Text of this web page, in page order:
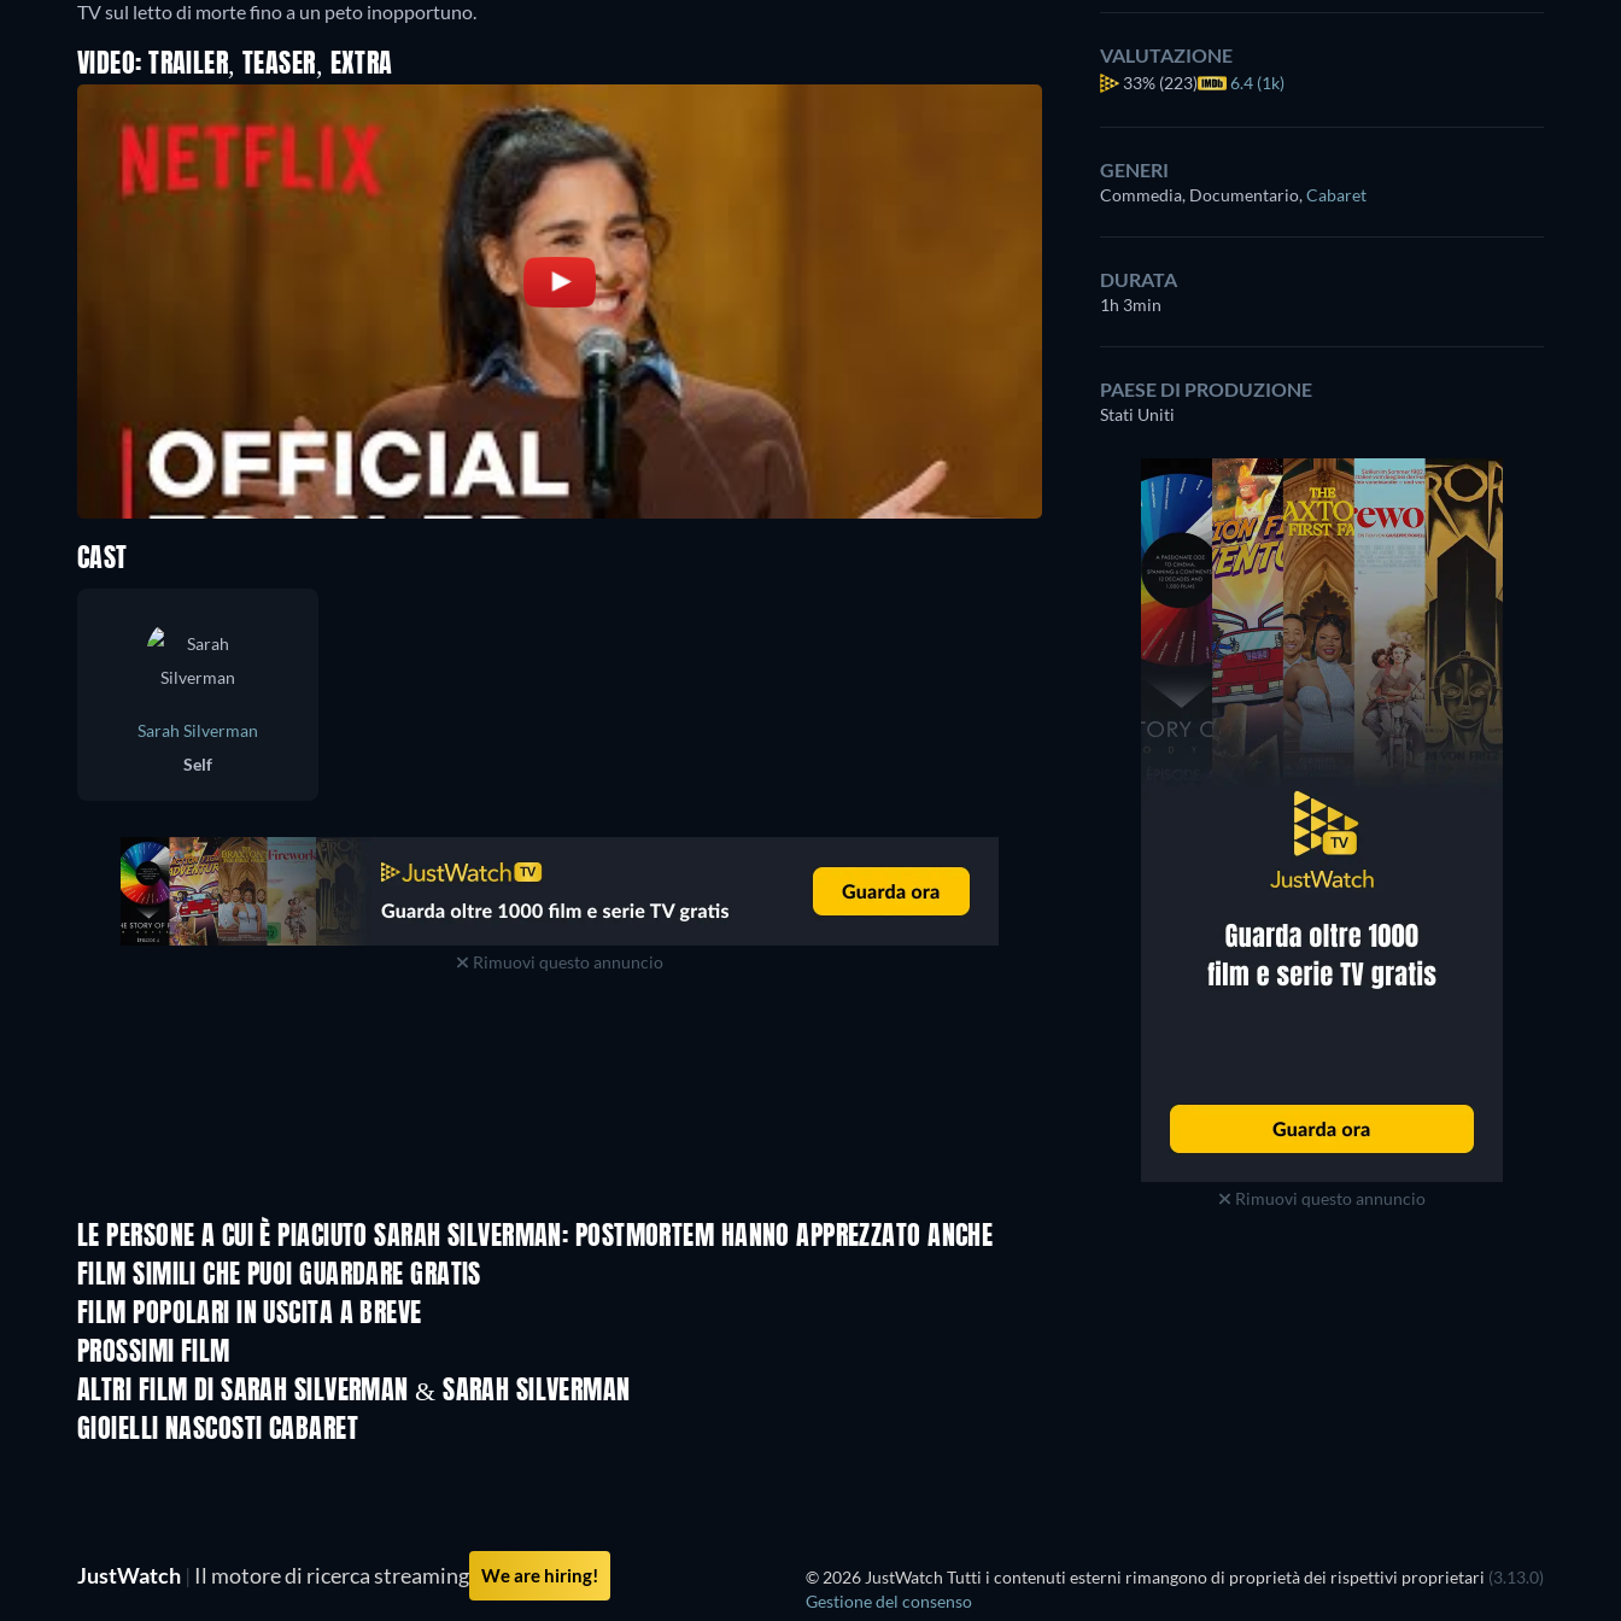
TV sul letto di morte fino a un peto inopportuno.
VIDEO: TRAILER, TEASER, EXTRA VALUTAZIONE
33% (223) 6.4 (1k)
GENERI
Commedia, Documentario,Cabaret
DURATA
1h 3min
PAESE DI PRODUZIONE
Stati Uniti
Rimuovi questo annuncio
CAST
Sarah Silverman
Self
Rimuovi questo annuncio
LE PERSONE A CUI È PIACIUTO SARAH SILVERMAN: POSTMORTEM HANNO APPREZZATO ANCHE
FILM SIMILI CHE PUOI GUARDARE GRATIS
FILM POPOLARI IN USCITA A BREVE
PROSSIMI FILM
ALTRI FILM DI SARAH SILVERMAN & SARAH SILVERMAN
GIOIELLI NASCOSTI CABARET
JustWatch | Il motore di ricerca streaming We are hiring! © 2026 JustWatch Tutti i contenuti esterni rimangono di proprietà dei rispettivi proprietari (3.13.0)
Gestione del consenso